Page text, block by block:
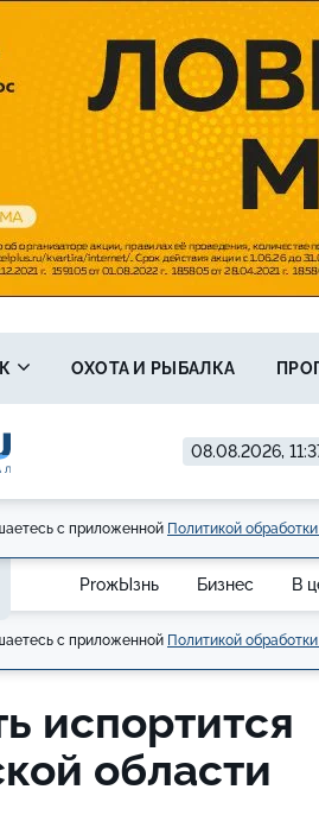
08.08.2026,
ОХОТА И РЫБАЛКА
с приложенной Политикой
ProжЫзнь Бизнес В
с приложенной Политикой
испортится
области